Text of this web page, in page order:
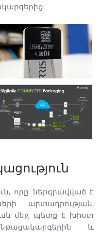
որը ներգրավված է
արտադրության,
մեջ, պետք է խիստ
և